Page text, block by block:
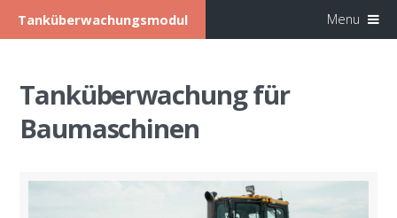
Tanküberwachungsmodul Menu
Tanküberwachung für
Baumaschinen